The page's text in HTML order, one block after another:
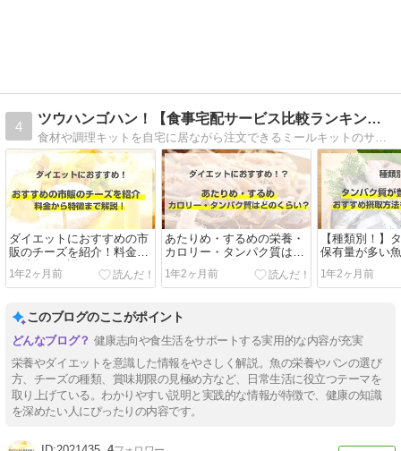
4
ツウハンゴハン！【食事宅配サービス比較ランキング】
ダイエットにおすすめの市
販のチーズを紹介！料金か
ら特徴まで詳しく紹介！
1年2ヶ月前
あたりめ・するめの栄養・
カロリー・タンパク質はど
のくらい？ダイエットにお
すすめな理由まで合わせて
1年2ヶ月前
【種類別！】
保有量が多い
を紹介！おす
法も合わせて
1年2ヶ月前
このブログのここがポイント
健康志向や食生活をサポートする実用的な内容が充実
栄養やダイエットを意識した情報をやさしく解説。魚の栄養やパンの選び
方、チーズの種類、賞味期限の見極め方など、日常生活に役立つテーマを
取り上げている。わかりやすい説明と実践的な情報が特徴で、健康の知識
を深めたい人にぴったりの内容です。